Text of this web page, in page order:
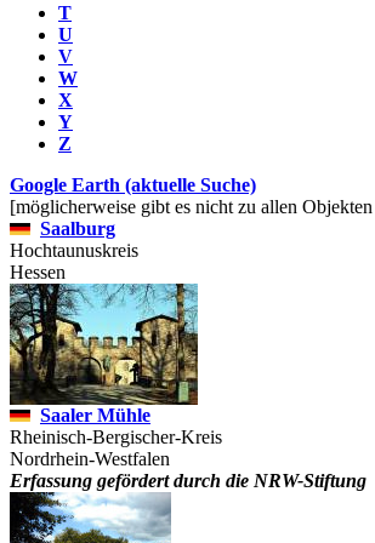
T
U
V
W
X
Y
Z
Google Earth (aktuelle Suche)
[möglicherweise gibt es nicht zu allen
Saalburg
Hochtaunuskreis
Hessen
Saaler Mühle
Rheinisch-Bergischer-Kreis
Nordrhein-Westfalen
Erfassung gefördert durch die NRW-Stiftung